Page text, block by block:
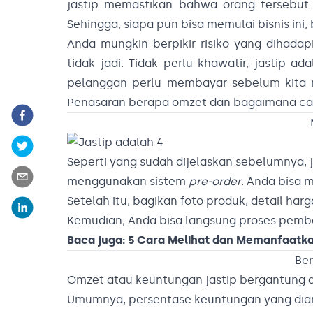
jastip memastikan bahwa orang
Sehingga, siapa pun bisa memulai bisnis
Anda mungkin berpikir risiko yang
tidak jadi. Tidak perlu khawatir, jastip
pelanggan perlu membayar sebelum
Penasaran berapa omzet dan bagaimana
Seperti yang sudah dijelaskan
menggunakan sistem pre-order. Anda bisa
Setelah itu, bagikan foto produk, detail
Kemudian, Anda bisa langsung proses
Baca juga: 5 Cara Melihat dan
Omzet atau keuntungan jastip bergantung
Umumnya, persentase keuntungan yang